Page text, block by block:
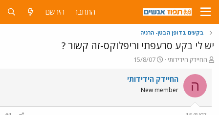
התחבר הירשם
בקעים בדופן הבטן- הרניה
יש לי בקע סרעפתי וריפלוקס-זה קשור ?
פ
ו
ת
ח
ה
החיידק הידידותי
פ
ו
ר
ם
15/8/07
ה החיידק הידידותי
New member